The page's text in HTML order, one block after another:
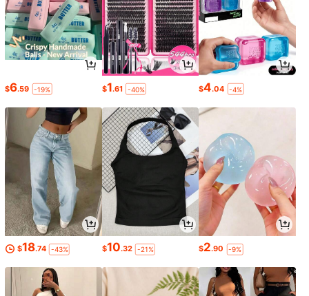
$6.59 -19% $1.61 -40% $4.04 -4%
$18.74 -43% $10.32 -21% $2.90 -9%